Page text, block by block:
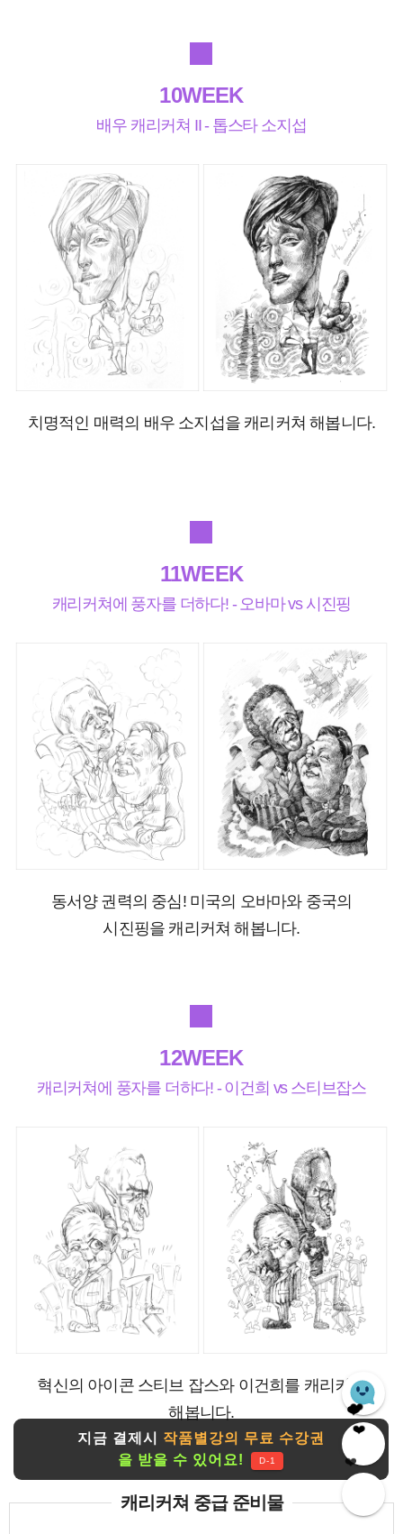
지금 결제시 작품별강의 무료 수강권
을 받을 수 있어요!
D-1
10WEEK
배우 캐리커쳐 II - 톱스타 소지섭
치명적인 매력의 배우 소지섭을 캐리커쳐 해봅니다.
11WEEK
캐리커쳐에 풍자를 더하다! - 오바마 vs 시진핑
동서양 권력의 중심! 미국의 오바마와 중국의
시진핑을 캐리커쳐 해봅니다.
12WEEK
캐리커쳐에 풍자를 더하다! - 이건희 vs 스티브잡스
혁신의 아이콘 스티브 잡스와 이건희를 캐리커쳐
해봅니다.
캐리커쳐 중급 준비물
❤️
❤️
❤️